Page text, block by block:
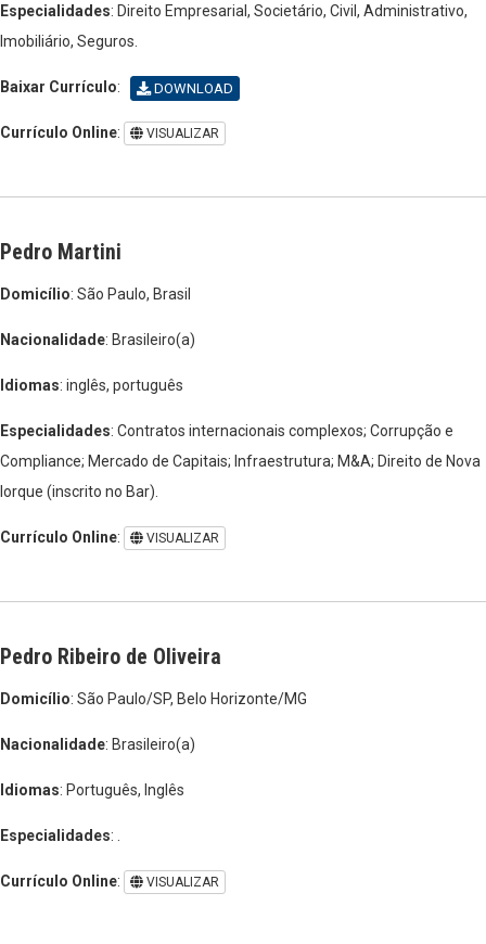
Especialidades: Direito Empresarial, Societário, Civil, Administrativo,
Imobiliário, Seguros.
Baixar Currículo: DOWNLOAD
Currículo Online: VISUALIZAR
Pedro Martini
Domicílio: São Paulo, Brasil
Nacionalidade: Brasileiro(a)
Idiomas: inglês, português
Especialidades: Contratos internacionais complexos; Corrupção e
Compliance; Mercado de Capitais; Infraestrutura; M&A; Direito de Nova
Iorque (inscrito no Bar).
Currículo Online: VISUALIZAR
Pedro Ribeiro de Oliveira
Domicílio: São Paulo/SP, Belo Horizonte/MG
Nacionalidade: Brasileiro(a)
Idiomas: Português, Inglês
Especialidades: .
Currículo Online: VISUALIZAR